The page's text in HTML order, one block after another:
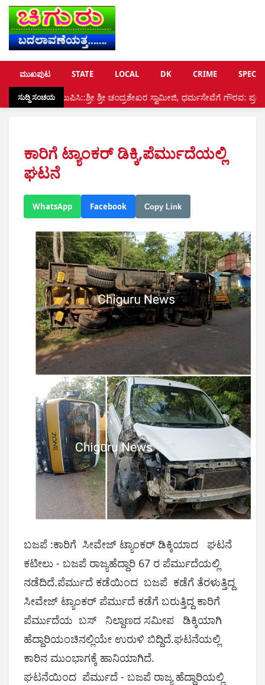
ಮುಖಪುಟ STATE LOCAL DK CRIME
ಸುದ್ದಿ ಸಂಚಯ
ಶ್ರೀ ಚಂದ್ರಶೇಖರ ಸ್ವಾಮೀಜಿ, ಧರ್ಮಸೇವೆಗೆ ಗೌರವ: ಪ್ರದ್ಯುಮ್ನ ರಾವ್
ಕಾರಿಗೆ ಟ್ಯಾಂಕರ್ ಡಿಕ್ಕಿ,ಪೆರ್ಮುದೆಯಲ್ಲಿ
ಘಟನೆ
WhatsApp Facebook Copy Link
ಬಜಪೆ :ಕಾರಿಗೆ ಸೀವೇಜ್ ಟ್ಯಾಂಕರ್ ಡಿಕ್ಕಿಯಾದ ಘಟನೆ
ಕಟೀಲು - ಬಜಪೆ ರಾಜ್ಯಹೆದ್ದಾರಿ 67 ರ ಪೆರ್ಮುದೆಯಲ್ಲಿ
ನಡೆದಿದೆ.ಪೆರ್ಮುದೆ ಕಡೆಯಿಂದ ಬಜಪೆ ಕಡೆಗೆ ತೆರಳುತ್ತಿದ್ದ
ಸೀವೇಜ್ ಟ್ಯಾಂಕ‌ರ್ ಪೆರ್ಮುದೆ ಕಡೆಗೆ ಬರುತ್ತಿದ್ದ ಕಾರಿಗೆ
ಪೆರ್ಮುದೆಯ ಬಸ್ ನಿಲ್ದಾಣದ ಸಮೀಪ ಡಿಕ್ಕಿಯಾಗಿ
ಹೆದ್ದಾರಿಯಂಚಿನಲ್ಲಿಯೇ ಉರುಳಿ ಬಿದ್ದಿದೆ.ಘಟನೆಯಲ್ಲಿ
ಕಾರಿನ ಮುಂಭಾಗಕ್ಕೆ ಹಾನಿಯಾಗಿದೆ.
ಘಟನೆಯಿಂದ ಪೆರ್ಮುದೆ - ಬಜಪೆ ರಾಜ್ಯ ಹೆದ್ದಾರಿಯಲ್ಲಿ